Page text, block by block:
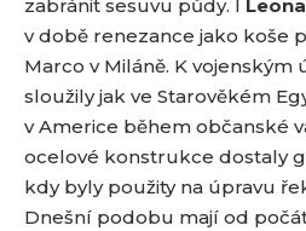
zabránit sesuvu půdy. I
v době renezance jako koše
Marco v Miláně. K vojenským
sloužily jak ve Starověkém
v Americe během občanské
ocelové konstrukce dostaly
kdy byly použity na úpravu
Dnešní podobu mají od